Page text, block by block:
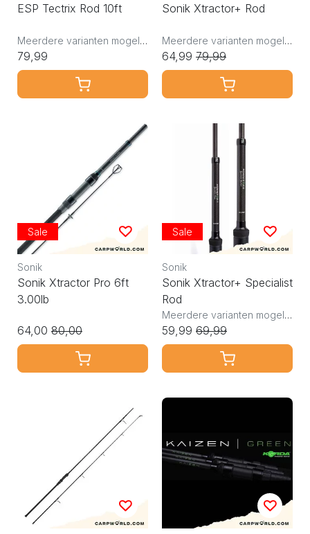
ESP Tectrix Rod 10ft
Meerdere varianten mogelijk
79,99
Sonik Xtractor+ Rod
Meerdere varianten mogelijk
64,99 79,99
Sale
Sonik
Sonik Xtractor Pro 6ft
3.00lb
64,00 80,00
Sale
Sonik
Sonik Xtractor+ Specialist
Rod
Meerdere varianten mogelijk
59,99 69,99